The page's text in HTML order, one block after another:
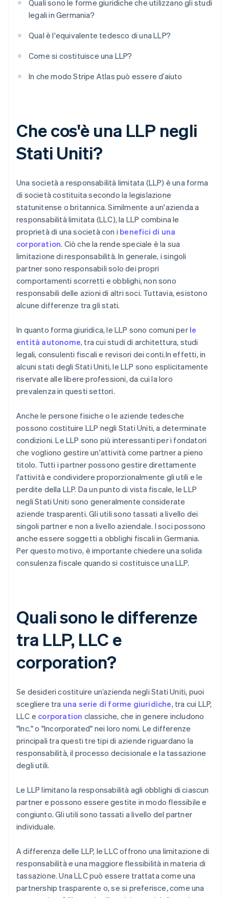
Quali sono le forme giuridiche che utilizzano gli studi
legali in Germania?
Qual è l'equivalente tedesco di una LLP?
Come si costituisce una LLP?
In che modo Stripe Atlas può essere d’aiuto
Che cos'è una LLP negli
Stati Uniti?
Una società a responsabilità limitata (LLP) è una forma
di società costituita secondo la legislazione
statunitense o britannica. Similmente a un'azienda a
responsabilità limitata (LLC), la LLP combina le
proprietà di una società con i benefici di una
corporation. Ciò che la rende speciale è la sua
limitazione di responsabilità. In generale, i singoli
partner sono responsabili solo dei propri
comportamenti scorretti e obblighi, non sono
responsabili delle azioni di altri soci. Tuttavia, esistono
alcune differenze tra gli stati.
In quanto forma giuridica, le LLP sono comuni per le
entità autonome, tra cui studi di architettura, studi
legali, consulenti fiscali e revisori dei conti.In effetti, in
alcuni stati degli Stati Uniti, le LLP sono esplicitamente
riservate alle libere professioni, da cui la loro
prevalenza in questi settori.
Anche le persone fisiche o le aziende tedesche
possono costituire LLP negli Stati Uniti, a determinate
condizioni. Le LLP sono più interessanti per i fondatori
che vogliono gestire un'attività come partner a pieno
titolo. Tutti i partner possono gestire direttamente
l'attività e condividere proporzionalmente gli utili e le
perdite della LLP. Da un punto di vista fiscale, le LLP
negli Stati Uniti sono generalmente considerate
aziende trasparenti. Gli utili sono tassati a livello dei
singoli partner e non a livello aziendale. I soci possono
anche essere soggetti a obblighi fiscali in Germania.
Per questo motivo, è importante chiedere una solida
consulenza fiscale quando si costituisce una LLP.
Quali sono le differenze
tra LLP, LLC e
corporation?
Se desideri costituire un’azienda negli Stati Uniti, puoi
scegliere tra una serie di forme giuridiche, tra cui LLP,
LLC e corporation classiche, che in genere includono
"Inc." o "Incorporated" nei loro nomi. Le differenze
principali tra questi tre tipi di aziende riguardano la
responsabilità, il processo decisionale e la tassazione
degli utili.
Le LLP limitano la responsabilità agli obblighi di ciascun
partner e possono essere gestite in modo flessibile e
congiunto. Gli utili sono tassati a livello del partner
individuale.
A differenza delle LLP, le LLC offrono una limitazione di
responsabilità e una maggiore flessibilità in materia di
tassazione. Una LLC può essere trattata come una
partnership trasparente o, se si preferisce, come una